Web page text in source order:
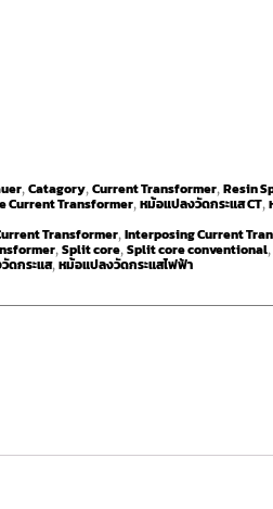
,Catagory,Current Transformer,Resin
Current Transformer,หม้อแปลงวัดกระแส CT,
Transformer,Interposing Current
,Split core,Split core conventional
ดกระแส,หม้อแปลงวัดกระแสไฟฟ้า